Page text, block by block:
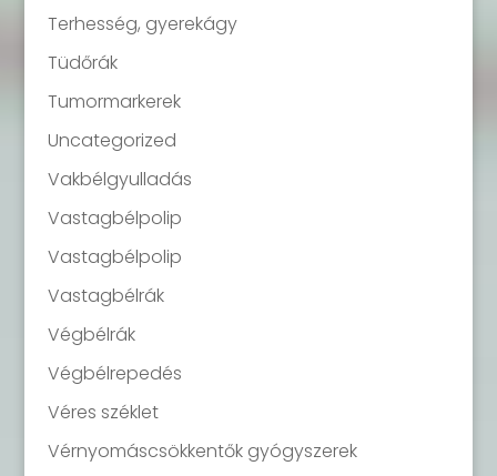
Terhesség, gyerekágy
Tüdőrák
Tumormarkerek
Uncategorized
Vakbélgyulladás
Vastagbélpolip
Vastagbélpolip
Vastagbélrák
Végbélrák
Végbélrepedés
Véres széklet
Vérnyomáscsökkentők gyógyszerek